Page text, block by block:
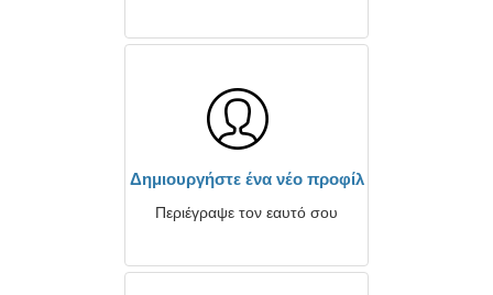
Δημιουργήστε ένα νέο προφίλ
Περιέγραψε τον εαυτό σου